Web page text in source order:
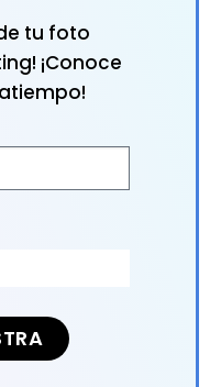
tu foto
¡Conoce